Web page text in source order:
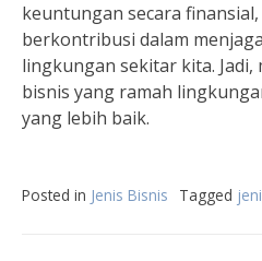
keuntungan secara
berkontribusi dalam
lingkungan sekitar kita.
bisnis yang ramah
yang lebih baik.
Posted in Jenis Bisnis Tagged